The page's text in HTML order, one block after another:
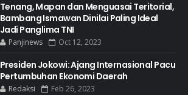
Tenang, Mapan dan Menguasai Teritorial,
Bambang Ismawan Dinilai Paling Ideal
Jadi Panglima TNI
Panjinews Oct 12, 2023
Presiden Jokowi: Ajang Internasional Pacu
Pertumbuhan Ekonomi Daerah
Redaksi Feb 26, 2023